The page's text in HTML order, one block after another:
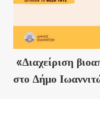
«Διαχείριση
στο Δήμο